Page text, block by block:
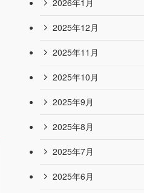
2026年7月
2026年6月
2026年5月
2026年4月
2026年3月
2026年2月
2026年1月